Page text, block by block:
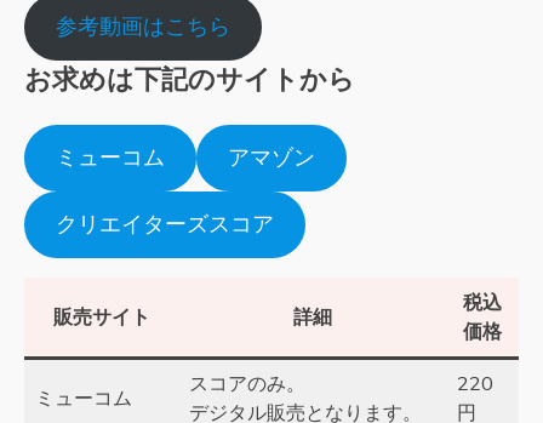
参考動画はこちら
お求めは下記のサイトから
ミューコム アマゾン
クリエイターズスコア
販売サイト 詳細
税込
価格
ミューコム
スコアのみ。
デジタル販売となります。
220
円